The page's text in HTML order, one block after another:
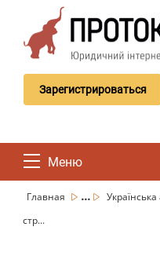
Зарегистрироваться
Меню
Главная ...
стр...